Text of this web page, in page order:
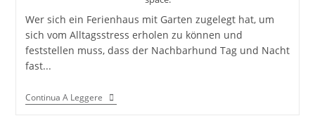
Wer sich ein Ferienhaus mit Garten zugelegt hat, um
sich vom Alltagsstress erholen zu können und
feststellen muss, dass der Nachbarhund Tag und Nacht
fast...
Continua A LeggereWie
Kann